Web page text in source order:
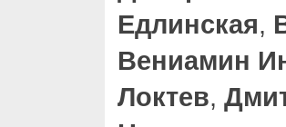
Едлинская,
Вениамин
Локтев,